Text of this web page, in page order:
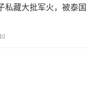
私藏大批军火，被泰国